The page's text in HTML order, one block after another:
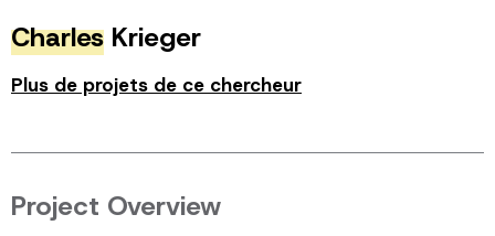
Charles Krieger
Plus de projets de ce chercheur
Project Overview